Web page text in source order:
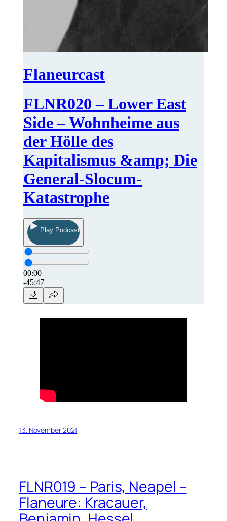
13. November 2021
FLNR019 – Paris, Neapel –
Flaneure: Kracauer,